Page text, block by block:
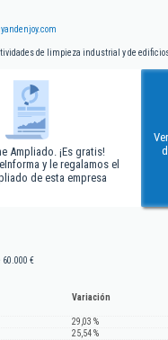
de limpieza industrial y de
Ampliado. ¡Es gratis!
y le regalamos el
de esta empresa
60.000 €
Variación
29,03 %
25,54 %